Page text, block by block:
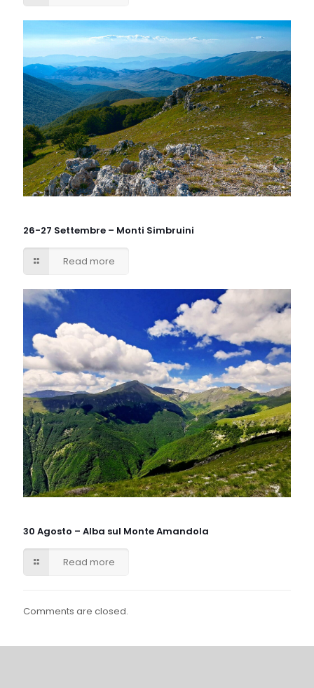
26-27 Settembre – Monti Simbruini
Read more
30 Agosto – Alba sul Monte Amandola
Read more
Comments are closed.